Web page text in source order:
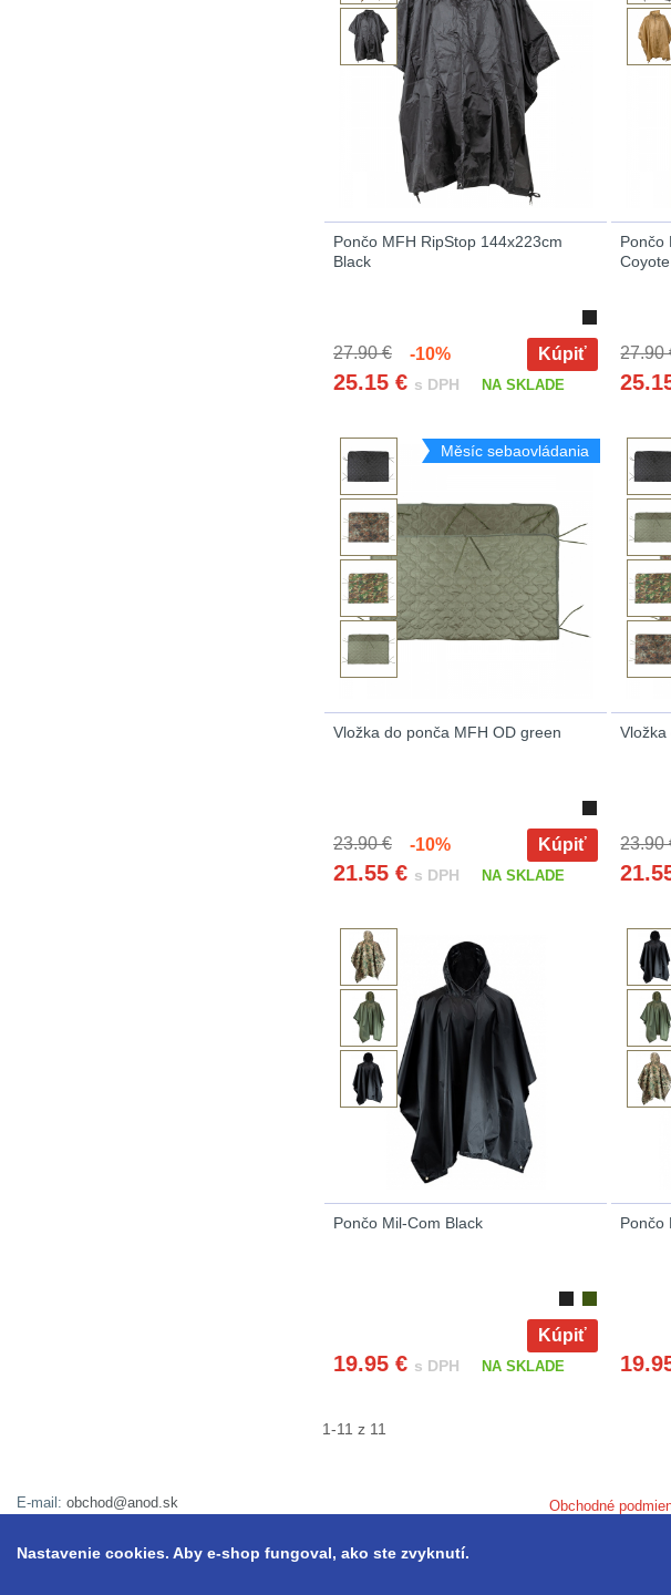
Pončo MFH RipStop 144x223cm
Black
27.90 €-10% Kúpiť
25.15 € s DPH NA SKLADE
Pončo
27.90
Měsíc sebaovládania
Vložka do ponča MFH OD green
23.90 €-10% Kúpiť
21.55 € s DPH NA SKLADE
23.90
Pončo Mil-Com Black
Kúpiť
19.95 € s DPH NA SKLADE
Pončo
1-11 z 11
E-mail: obchod@anod.sk Obchodné
Nastavenie cookies. Aby e-shop fungoval, ako ste zvyknutí.